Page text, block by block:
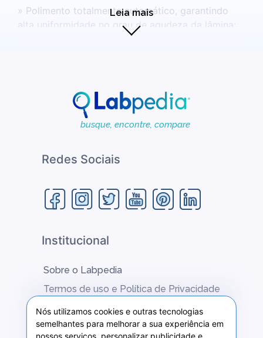
» Polimento totalmente automático, garantindo
alta uniformidade no grau de agudeza da lâmina;
embalagens estéreis;
» Produto médico hospitalar de uso único.
Descartar após o uso.
Registro ANVISA/MS: 80560310038.
Leia mais
busque, encontre, compare
Redes Sociais
Institucional
Sobre o Labpedia
Termos de uso e Política de Privacidade
Fale conosco
Nós utilizamos cookies e outras tecnologias
semelhantes para melhorar a sua experiência em
nossos serviços, personalizar publicidade e